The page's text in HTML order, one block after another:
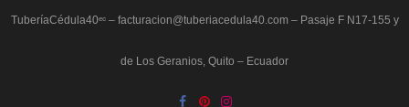
TuberíaCédula40ᵉᶜ – facturacion@tuberiacedula40.com – Pasaje F N17-155 y
de Los Geranios, Quito – Ecuador